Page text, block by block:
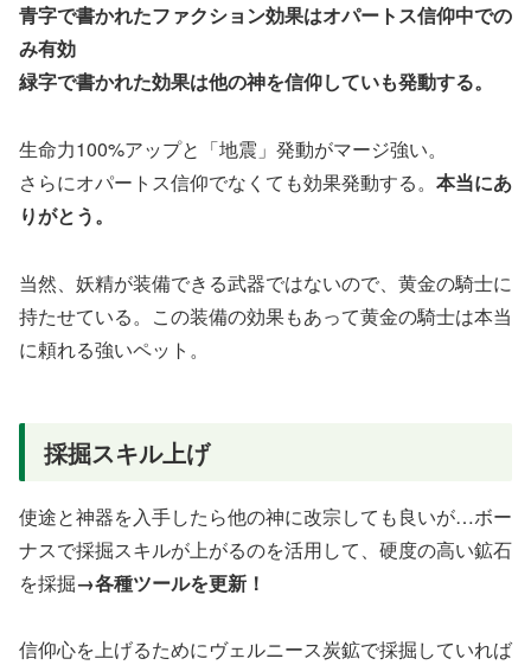
青字で書かれたファクション効果はオパートス信仰中での
み有効
緑字で書かれた効果は他の神を信仰していも発動する。
生命力100%アップと「地震」発動がマージ強い。
さらにオパートス信仰でなくても効果発動する。 本当にあ
りがとう。
当然、妖精が装備できる武器ではないので、黄金の騎士に
持たせている。この装備の効果もあって黄金の騎士は本当
に頼れる強いペット。
採掘スキル上げ
使途と神器を入手したら他の神に改宗しても良いが…ボー
ナスで採掘スキルが上がるのを活用して、硬度の高い鉱石
を採掘→各種ツールを更新！
信仰心を上げるためにヴェルニース炭鉱で採掘していれば